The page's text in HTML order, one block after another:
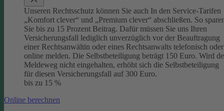
Unseren Rechtsschutz können Sie auch In den Service-Tarifen
„Komfort clever“ und „Premium clever“ abschließen. So
Sie bis zu 15 Prozent Beitrag. Dafür müssen Sie uns Ihren
Versicherungsfall lediglich unverzüglich vor der Beauftragung
einer Rechtsanwältin oder eines Rechtsanwalts telefonisch oder
online melden. Die Selbstbeteiligung beträgt 150 Euro. Wird
Meldeweg nicht eingehalten, erhöht sich die Selbstbeteiligung
für diesen Versicherungsfall auf 300 Euro.
bis zu 15 %
Online berechnen